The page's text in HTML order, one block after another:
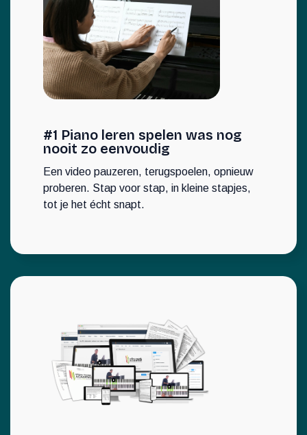
#1 Piano leren spelen was nog
nooit zo eenvoudig
Een video pauzeren, terugspoelen, opnieuw
proberen. Stap voor stap, in kleine stapjes,
tot je het écht snapt.